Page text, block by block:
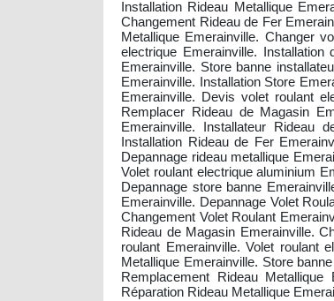
Installation Rideau Metallique
Changement Rideau de Fer
Metallique Emerainville. Changer
electrique Emerainville.
Emerainville. Store banne
Emerainville. Installation Store
Emerainville. Devis volet roulant
Remplacer Rideau de Magasin
Emerainville. Installateur Rideau
Installation Rideau de Fer
Depannage rideau metallique
Volet roulant electrique aluminium
Depannage store banne
Emerainville. Depannage Volet
Changement Volet Roulant
Rideau de Magasin Emerainville.
roulant Emerainville. Volet roulant
Metallique Emerainville. Store
Remplacement Rideau
Réparation Rideau Metallique